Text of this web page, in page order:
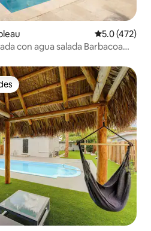
Calificación
5.0 (472)
con agua salada Barbacoa
entre huéspedes